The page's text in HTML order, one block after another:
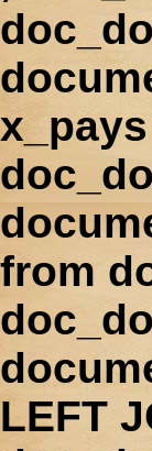
from
LEFT